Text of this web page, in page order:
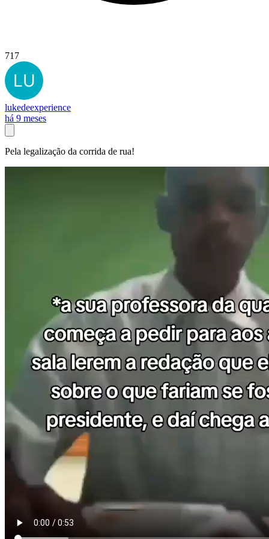
717
lukedeexperience
há 9 meses
Pela legalização da corrida de rua!